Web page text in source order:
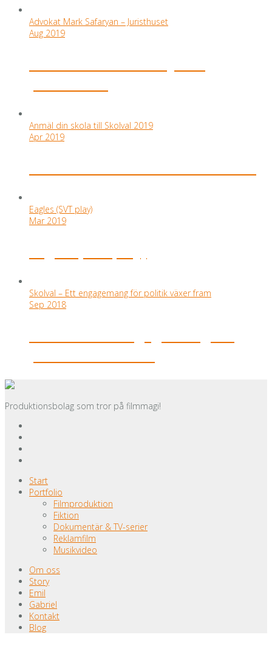
Advokat Mark Safaryan – Juristhuset
Aug 2019
Anmäl din skola till Skolval 2019
Apr 2019
Eagles (SVT play)
Mar 2019
Skolval – Ett engagemang för politik växer fram
Sep 2018
Produktionsbolag som tror på filmmagi!
Start
Portfolio
Filmproduktion
Fiktion
Dokumentär & TV-serier
Reklamfilm
Musikvideo
Om oss
Story
Emil
Gabriel
Kontakt
Blog